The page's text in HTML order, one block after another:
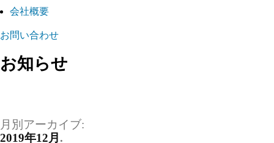
会社概要
お問い合わせ
お知らせ
月別アーカイブ:
2019年12月